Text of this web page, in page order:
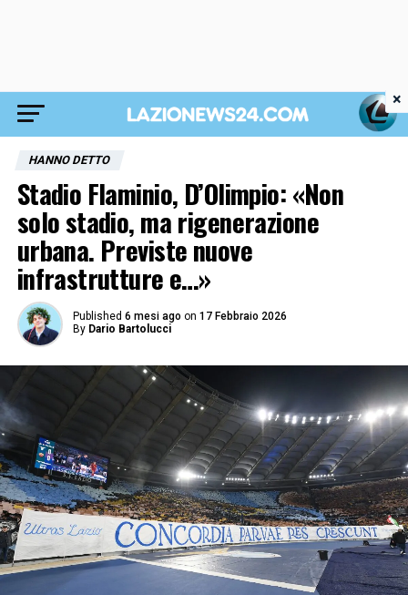
HANNO DETTO
Stadio Flaminio, D’Olimpio: «Non
solo stadio, ma rigenerazione
urbana. Previste nuove
infrastrutture e…»
Published 6 mesi ago on 17 Febbraio 2026
By Dario Bartolucci
×